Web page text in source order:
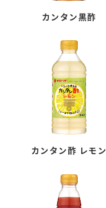
カンタン黒酢
カンタン酢 レモン